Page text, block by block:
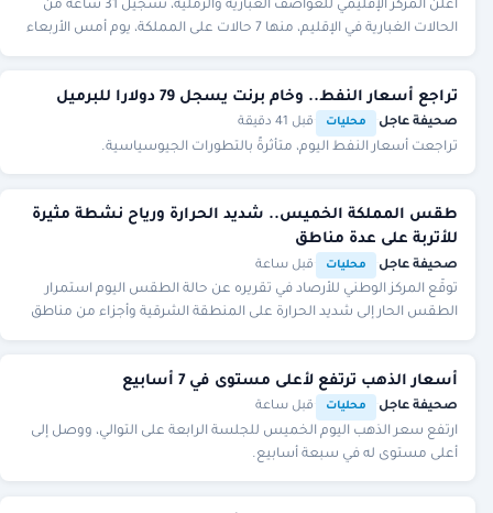
أعلن المركز الإقليمي للعواصف الغبارية والرملية، تسجيل 31 ساعة من
الحالات الغبارية في الإقليم، منها 7 حالات على المملكة، يوم أمس الأربعاء
تراجع أسعار النفط.. وخام برنت يسجل 79 دولارا للبرميل
صحيفة عاجل محليات قبل 41 دقيقة
تراجعت أسعار النفط اليوم، متأثرةً بالتطورات الجيوسياسية.
طقس المملكة الخميس.. شديد الحرارة ورياح نشطة مثيرة
للأتربة على عدة مناطق
صحيفة عاجل محليات قبل ساعة
توقّع المركز الوطني للأرصاد في تقريره عن حالة الطقس اليوم استمرار
الطقس الحار إلى شديد الحرارة على المنطقة الشرقية وأجزاء من مناطق
أسعار الذهب ترتفع لأعلى مستوى في 7 أسابيع
صحيفة عاجل محليات قبل ساعة
ارتفع سعر الذهب اليوم الخميس للجلسة الرابعة على التوالي، ووصل إلى
أعلى مستوى له في سبعة أسابيع.